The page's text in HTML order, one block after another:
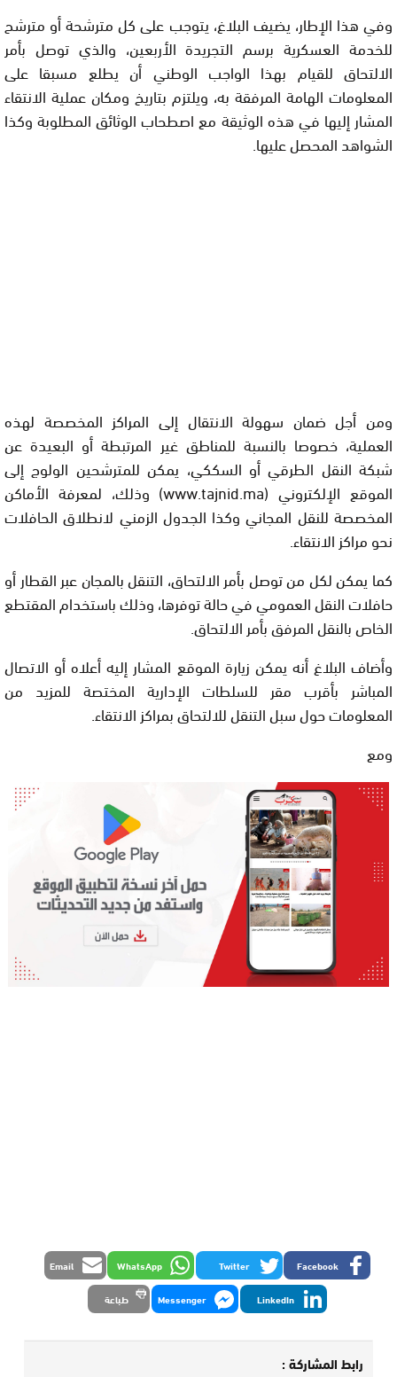
وفي هذا الإطار، يضيف البلاغ، يتوجب على كل مترشحة أو مترشح
للخدمة العسكرية برسم التجريدة الأربعين، والذي توصل بأمر
الالتحاق للقيام بهذا الواجب الوطني أن يطلع مسبقا على
المعلومات الهامة المرفقة به، ويلتزم بتاريخ ومكان عملية الانتقاء
المشار إليها في هذه الوثيقة مع اصطحاب الوثائق المطلوبة وكذا
الشواهد المحصل عليها.
ومن أجل ضمان سهولة الانتقال إلى المراكز المخصصة لهذه
العملية، خصوصا بالنسبة للمناطق غير المرتبطة أو البعيدة عن
شبكة النقل الطرقي أو السككي، يمكن للمترشحين الولوج إلى
الموقع الإلكتروني (www.tajnid.ma) وذلك، لمعرفة الأماكن
المخصصة للنقل المجاني وكذا الجدول الزمني لانطلاق الحافلات
نحو مراكز الانتقاء.
كما يمكن لكل من توصل بأمر الالتحاق، التنقل بالمجان عبر القطار أو
حافلات النقل العمومي في حالة توفرها، وذلك باستخدام المقتطع
الخاص بالنقل المرفق بأمر الالتحاق.
وأضاف البلاغ أنه يمكن زيارة الموقع المشار إليه أعلاه أو الاتصال
المباشر بأقرب مقر للسلطات الإدارية المختصة للمزيد من
المعلومات حول سبل التنقل للالتحاق بمراكز الانتقاء.
ومع
Facebook
Twitter
WhatsApp
Email
LinkedIn
Messenger طباعة
رابط المشاركة :